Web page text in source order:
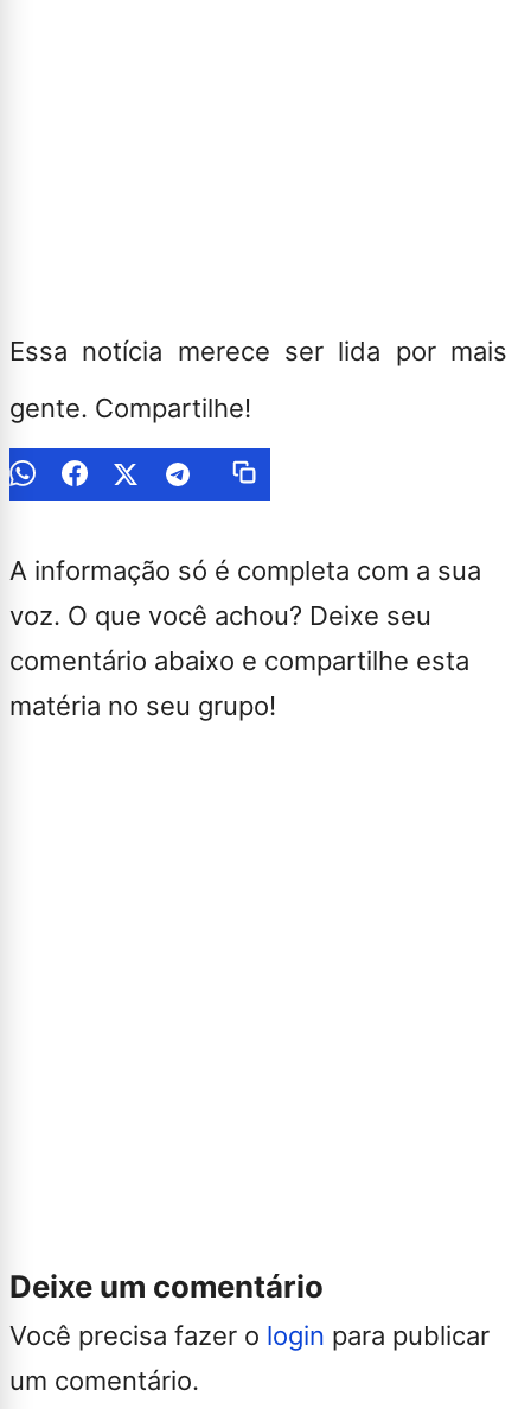
Essa notícia merece ser lida por mais
gente. Compartilhe!
A informação só é completa com a sua
voz. O que você achou? Deixe seu
comentário abaixo e compartilhe esta
matéria no seu grupo!
Deixe um comentário
Você precisa fazer o login para publicar
um comentário.